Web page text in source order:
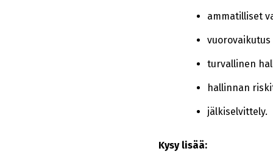
ammatilliset
vuorovaikutus
turvallinen
hallinnan
jälkiselvittely.
Kysy lisää: